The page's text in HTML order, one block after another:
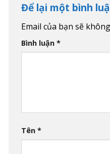
Để lại một bình
Email của bạn sẽ
Bình luận *
Tên *